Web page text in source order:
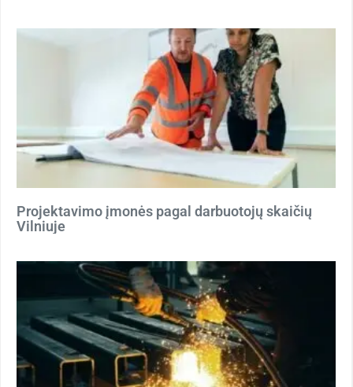
Projektavimo įmonės pagal darbuotojų skaičių
Vilniuje